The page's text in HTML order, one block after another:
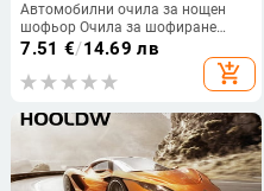
Автомобилни очила за нощен
шофьор Очила за шофиране
Анти-отблясъци UV защита
Защитни слънчеви очила за
водача Очила
7.51 €/14.69 лв
add_shopping_cart